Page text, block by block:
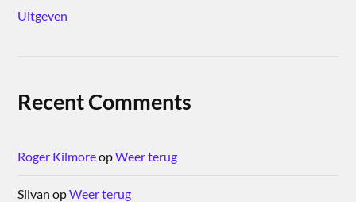
Uitgeven
Recent Comments
Roger KilmoreopWeer terug
Silvan opWeer terug